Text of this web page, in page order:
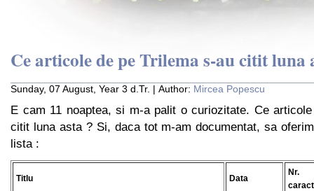
Ce articole de pe Trilema s-au citit luna
Sunday, 07 August, Year 3 d.Tr. | Author: Mircea Popescu
E cam 11 noaptea, si m-a palit o curiozitate. Ce
citit luna asta ? Si, daca tot m-am documentat, sa
lista :
Titlu Data
Nr.